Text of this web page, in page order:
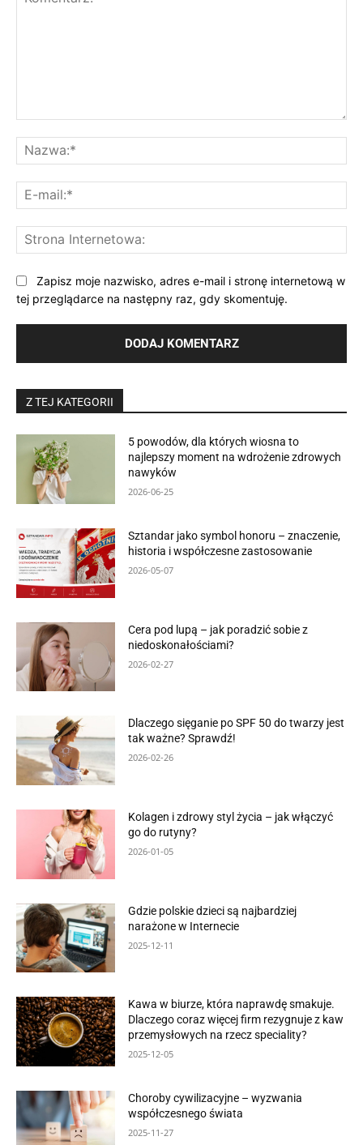
Zapisz moje nazwisko, adres e-mail i stronę internetową w
tej przeglądarce na następny raz, gdy skomentuję.
Z TEJ KATEGORII
5 powodów, dla których wiosna to
najlepszy moment na wdrożenie zdrowych
nawyków
2026-06-25
Sztandar jako symbol honoru – znaczenie,
historia i współczesne zastosowanie
2026-05-07
Cera pod lupą – jak poradzić sobie z
niedoskonałościami?
2026-02-27
Dlaczego sięganie po SPF 50 do twarzy jest
tak ważne? Sprawdź!
2026-02-26
Kolagen i zdrowy styl życia – jak włączyć
go do rutyny?
2026-01-05
Gdzie polskie dzieci są najbardziej
narażone w Internecie
2025-12-11
Kawa w biurze, która naprawdę smakuje.
Dlaczego coraz więcej firm rezygnuje z kaw
przemysłowych na rzecz speciality?
2025-12-05
Choroby cywilizacyjne – wyzwania
współczesnego świata
2025-11-27